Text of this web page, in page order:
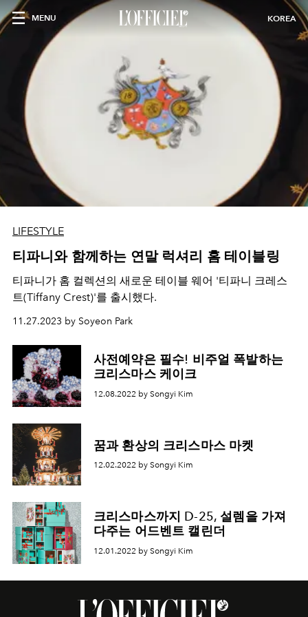
MENU KOREA
LIFESTYLE
티파니와 함께하는 연말 럭셔리 홈 테이블링
티파니가 홈 컬렉션의 새로운 테이블 웨어 '티파니 크레스
트(Tiffany Crest)'를 출시했다.
11.27.2023 by Soyeon Park
사전예약은 필수! 비주얼 폭발하는
크리스마스 케이크
12.08.2022 by Songyi Kim
꿈과 환상의 크리스마스 마켓
12.02.2022 by Songyi Kim
크리스마스까지 D-25, 설렘을 가져
다주는 어드벤트 캘린더
12.01.2022 by Songyi Kim